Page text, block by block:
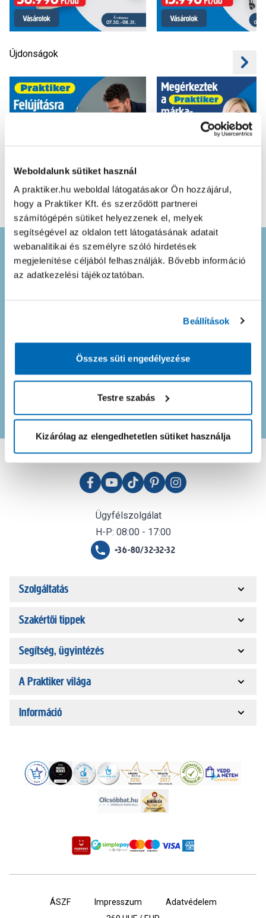
Weboldalunk sütiket használ
A praktiker.hu weboldal látogatásakor Ön hozzájárul,
hogy a Praktiker Kft. és szerződött partnerei
számítógépén sütiket helyezzenek el, melyek
segítségével az oldalon tett látogatásának adatait
webanalitikai és személyre szóló hirdetések
megjelenítése céljából felhasználják. Bővebb információ
az adatkezelési tájékoztatóban.
Beállítások
Összes süti engedélyezése
Testre szabás
Kizárólag az elengedhetetlen sütiket használja
Újdonságok
Ne maradj le semmiről! Iratkozz fel
hírlevelünkre
Feliratkozom
Ügyfélszolgálat
H-P: 08:00 - 17:00
+36-80/32-32-32
Szolgáltatás
Szakértői tippek
Segítség, ügyintézés
A Praktiker világa
Információ
ÁSZF Impresszum
Adatvédelem